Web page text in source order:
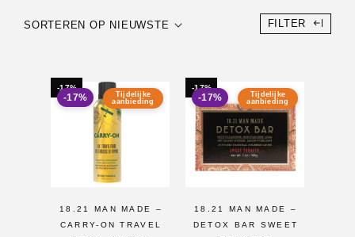
SORTEREN OP NIEUWSTE FILTER
-17%
Tijdelijke
aanbieding
-17%
18.21 MAN MADE –
CARRY-ON TRAVEL
-17%
Tijdelijke
aanbieding
-17%
18.21 MAN MADE –
DETOX BAR SWEET